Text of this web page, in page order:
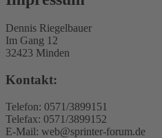
Dennis Riegelbauer
Im Gang 12
32423 Minden
Kontakt:
Telefon: 0571/3899151
Telefax: 0571/3899152
E-Mail: web@sprinter-forum.de